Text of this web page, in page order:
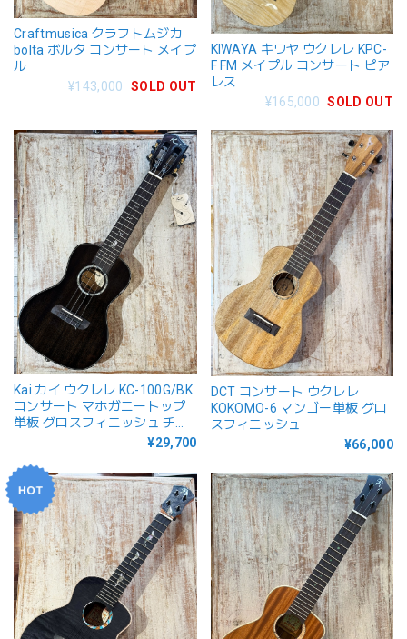
Craftmusica クラフトムジカ
bolta ボルタ コンサート メイプ
ル
¥143,000
SOLD OUT
KIWAYA キワヤ ウクレレ KPC-
F FM メイプル コンサート ピア
レス
¥165,000 SOLD OUT
Kai カイ ウクレレ KC-100G/BK
コンサート マホガニートップ
単板 グロスフィニッシュ チュ
¥29,700
DCT コンサート ウクレレ
KOKOMO-6 マンゴー単板 グロ
スフィニッシュ
¥66,000